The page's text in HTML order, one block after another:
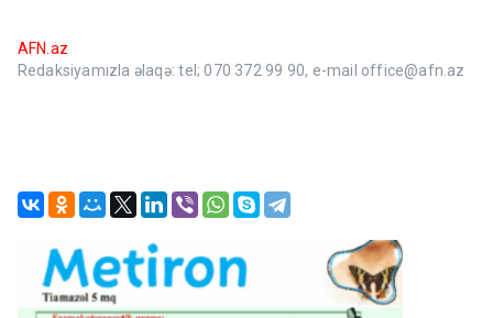
AFN.az
Redaksiyamızla əlaqə: tel; 070 372 99 90, e-mail office@afn.az